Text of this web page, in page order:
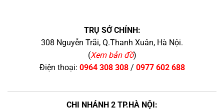
TRỤ SỞ CHÍNH:
308 Nguyễn Trãi, Q.Thanh Xuân, Hà Nội.
(Xem bản đồ)
Điện thoại: 0964 308 308/ 0977 602 688
CHI NHÁNH 2 TP.HÀ NỘI: